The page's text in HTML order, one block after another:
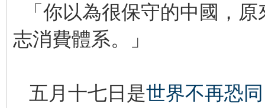
「你以為很保守的中國，
志消費體系。」
五月十七日是世界不再恐